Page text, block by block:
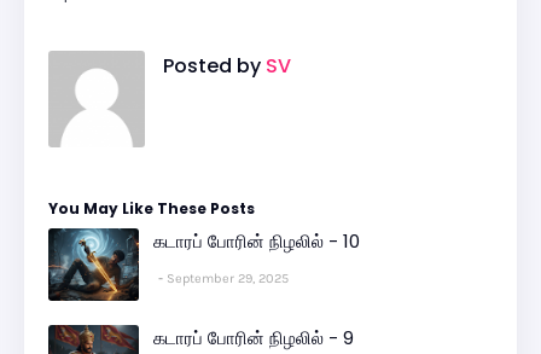
Posted by SV
You May Like These Posts
கடாரப் போரின் நிழலில் - 10
September 29, 2025
கடாரப் போரின் நிழலில் - 9